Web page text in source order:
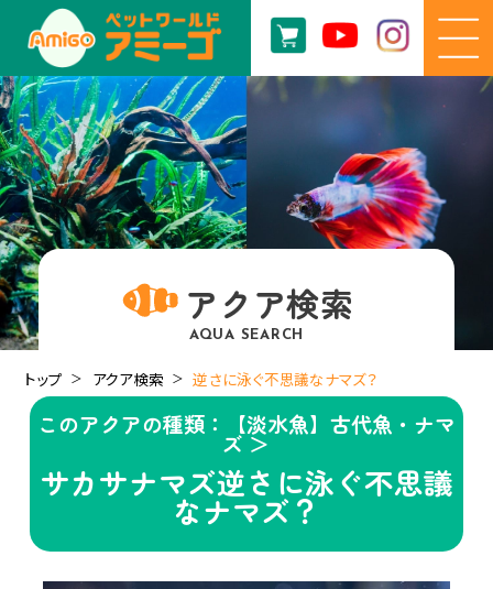
アクア検索
AQUA SEARCH
トップ アクア検索 逆さに泳ぐ不思議なナマズ？
このアクアの種類：【淡水魚】古代魚・ナマ
ズ ＞
サカサナマズ逆さに泳ぐ不思議
なナマズ？